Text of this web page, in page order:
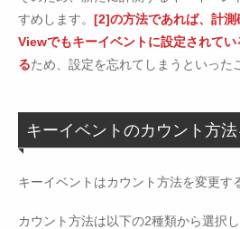
すめします。 [2]の方法であれば、計
Viewでもキーイベントに設定されて
るため、設定を忘れてしまうといった
キーイベントのカウント方
キーイベントはカウント方法を変更す
カウント方法は以下の2種類から選択し